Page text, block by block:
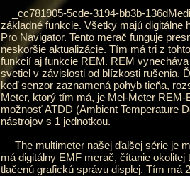
_cc781905-5cde-3194-bb3b-
základné funkcie. Všetky majú digitálne
Pro Navigator. Tento merač funguje
neskoršie aktualizácie. Tím má tri z
funkcií aj funkcie REM. REM
svetiel v závislosti od blízkosti rušenia.
keď senzor zaznamená pohyb tieňa,
Meter, ktorý tím má, je Mel-Meter
možnosť ATDD (Ambient Temperature
nástrojov s 1 jednotkou.
The multimeter našej ďalšej série je
má digitálny EMF merač, čítanie
tlačenú grafickú správu displej. Tím má